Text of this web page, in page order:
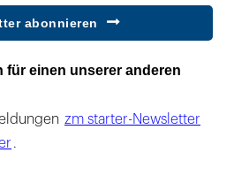
abonnieren
für einen unserer anderen
zm starter-Newsletter
.